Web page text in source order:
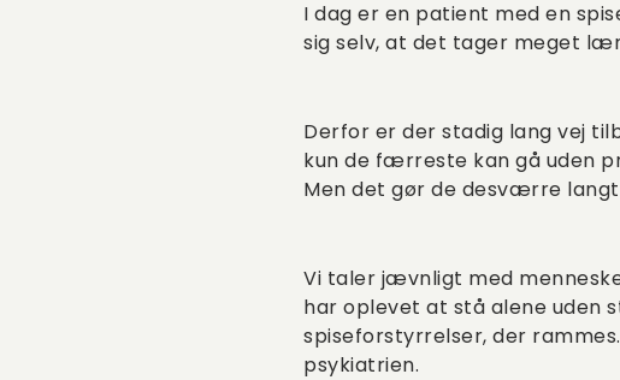
I dag er en patient med en
sig selv, at det tager meget
Derfor er der stadig lang vej
kun de færreste kan gå uden
Men det gør de desværre
Vi taler jævnligt med
har oplevet at stå alene uden
spiseforstyrrelser, der
psykiatrien.